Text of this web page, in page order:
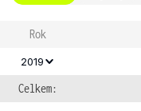
Rok
2019
Celkem: